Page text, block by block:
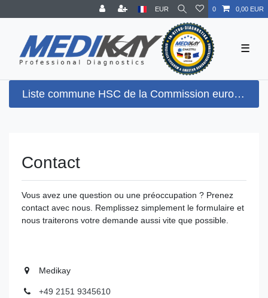
EUR 0 0,00 EUR
☰
Liste commune HSC de la Commission européenne + sensibilité globale la plus élevée possible (100 %) selon le Paul-Ehrlich-Institut (PEI) + detection Omikron BA.5
Contact
Vous avez une question ou une préoccupation ? Prenez
contact avec nous. Remplissez simplement le formulaire et
nous traiterons votre demande aussi vite que possible.
Medikay
+49 2151 9345610